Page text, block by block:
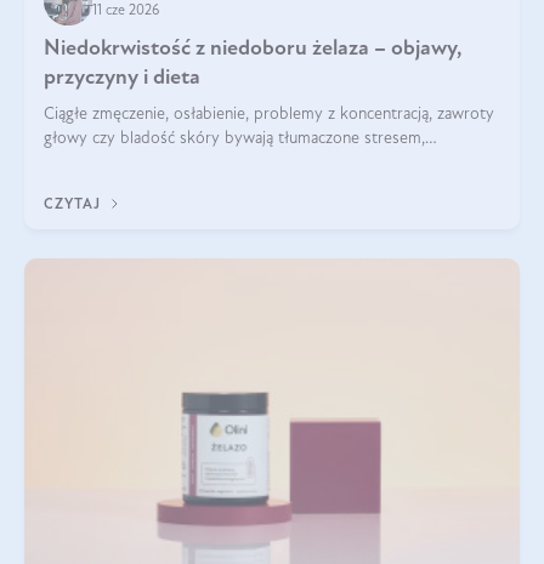
11 cze 2026
Niedokrwistość z niedoboru żelaza – objawy,
przyczyny i dieta
Ciągłe zmęczenie, osłabienie, problemy z koncentracją, zawroty
głowy czy bladość skóry bywają tłumaczone stresem,
CZYTAJ